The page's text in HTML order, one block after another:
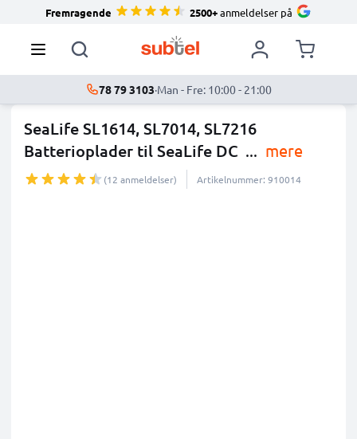
Fremragende 2500+anmeldelser på
78 79 3103·Man - Fre: 10:00 - 21:00
SeaLife SL1614, SL7014, SL7216
Batterioplader til SeaLife DC ... mere
(12 anmeldelser) Artikelnummer: 910014